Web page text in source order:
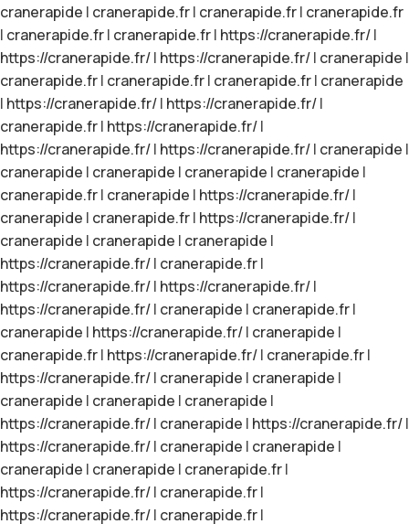
cranerapide | cranerapide.fr| cranerapide.fr| cranerapide.fr
| cranerapide.fr| cranerapide.fr| https://cranerapide.fr/|
https://cranerapide.fr/| https://cranerapide.fr/| cranerapide |
cranerapide.fr| cranerapide.fr| cranerapide.fr| cranerapide
| https://cranerapide.fr/| https://cranerapide.fr/|
cranerapide.fr| https://cranerapide.fr/|
https://cranerapide.fr/| https://cranerapide.fr/| cranerapide |
cranerapide | cranerapide | cranerapide | cranerapide |
cranerapide.fr| cranerapide | https://cranerapide.fr/|
cranerapide | cranerapide.fr| https://cranerapide.fr/|
cranerapide | cranerapide | cranerapide |
https://cranerapide.fr/| cranerapide.fr|
https://cranerapide.fr/| https://cranerapide.fr/|
https://cranerapide.fr/| cranerapide | cranerapide.fr|
cranerapide | https://cranerapide.fr/| cranerapide |
cranerapide.fr| https://cranerapide.fr/| cranerapide.fr|
https://cranerapide.fr/| cranerapide | cranerapide |
cranerapide | cranerapide | cranerapide |
https://cranerapide.fr/| cranerapide | https://cranerapide.fr/|
https://cranerapide.fr/| cranerapide | cranerapide |
cranerapide | cranerapide | cranerapide.fr|
https://cranerapide.fr/| cranerapide.fr|
https://cranerapide.fr/| cranerapide.fr|